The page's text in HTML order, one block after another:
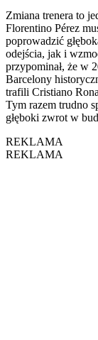
Zmiana trenera to
Florentino Pérez
poprowadzić
odejścia, jak i
przypominał, że w
Barcelony
trafili Cristiano
Tym razem trudno
głęboki zwrot w
REKLAMA
REKLAMA